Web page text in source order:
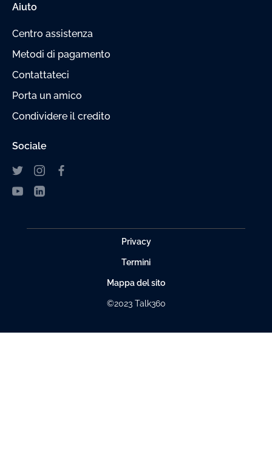
Aiuto
Centro assistenza
Metodi di pagamento
Contattateci
Porta un amico
Condividere il credito
Sociale
Privacy
Termini
Mappa del sito
©2023 Talk360